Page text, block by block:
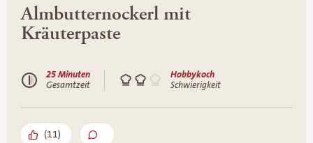
Almbutternockerl mit
Kräuterpaste
25 Minuten
Gesamtzeit
Hobbykoch
Schwierigkeit
(11)